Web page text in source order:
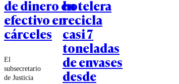
de dinero en
efectivo en
cárceles
El
subsecretario
de Justicia
hotelera
recicla
casi 7
toneladas
de envases
desde